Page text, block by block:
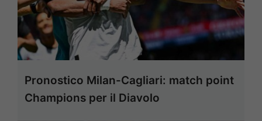
Pronostico Milan-Cagliari: match point
Champions per il Diavolo